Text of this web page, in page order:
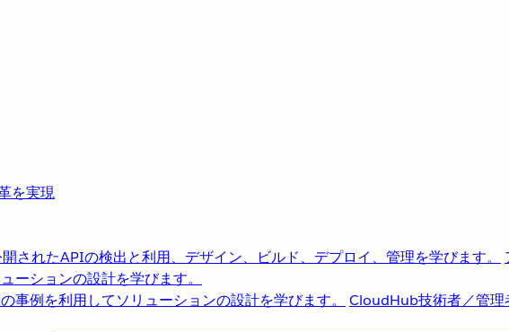
を実現
されたAPIの検出と利用、デザイン、ビルド、デプロイ、管理を学びます。
ーションの設計を学びます。
事例を利用してソリューションの設計を学びます。 CloudHub技術者／管